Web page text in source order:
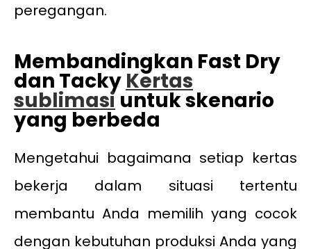
peregangan.
Membandingkan Fast Dry
dan Tacky Kertas
sublimasiuntuk skenario
yang berbeda
Mengetahui bagaimana setiap kertas
bekerja dalam situasi tertentu
membantu Anda memilih yang cocok
dengan kebutuhan produksi Anda yang